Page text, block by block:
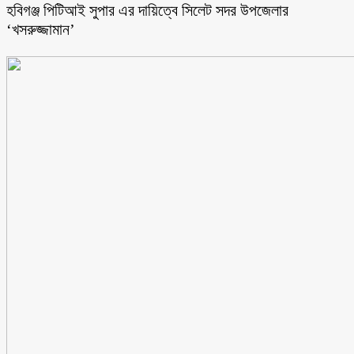
হবিগঞ্জ পিটিআই সুপার এর দায়িত্বে সিলেট সদর উপজেলার
‘খসরুজ্জামান’